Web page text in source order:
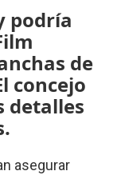
podría
de
concejo
detalles
asegurar